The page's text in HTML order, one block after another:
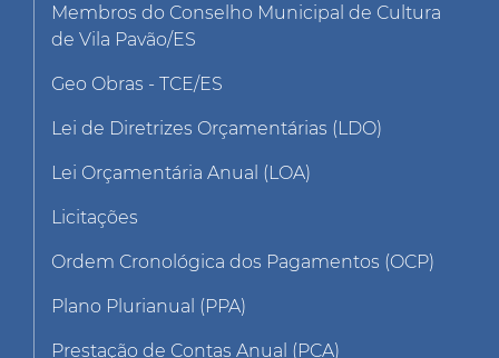
Membros do Conselho Municipal de Cultura
de Vila Pavão/ES
Geo Obras - TCE/ES
Lei de Diretrizes Orçamentárias (LDO)
Lei Orçamentária Anual (LOA)
Licitações
Ordem Cronológica dos Pagamentos (OCP)
Plano Plurianual (PPA)
Prestação de Contas Anual (PCA)